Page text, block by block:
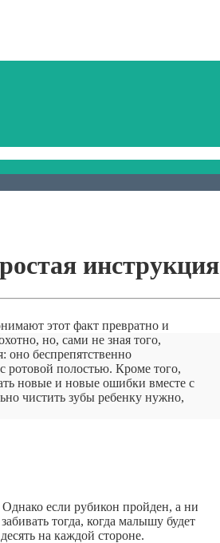
инструкция
этот факт превратно и
но, сами не зная того,
оно беспрепятственно
ротовой полостью. Кроме того,
новые и новые ошибки вместе с
чистить зубы ребенку нужно,
если рубикон пройден, а ни
тогда, когда малышу будет
на каждой стороне.